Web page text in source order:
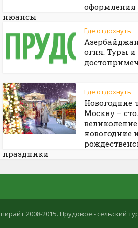
нюансы
Где отдохнуть
огня. Туры и
Где отдохнуть
Новогодние
Москву –
новогодние
праздники
2008-2015. Прудовое - сельский